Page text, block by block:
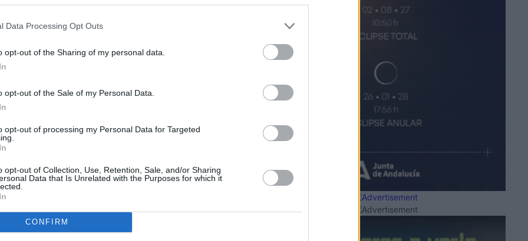
Data Processing Opt Outs
opt-out of the Sharing of my personal data.
opt-out of the Sale of my Personal Data.
opt-out of processing my Personal Data for Targeted
opt-out of Collection, Use, Retention, Sale, and/or Sharing
Data that Is Unrelated with the Purposes for which it
CONFIRM
para que no les quitaran su sitio. Entendían que lo
con ellos? Algunos vendedores estaban algo
sitio, y ayer cada uno se situó donde quiso, o donde